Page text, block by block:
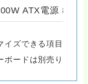
ATX電源
イズできる項目
ボードは別売り